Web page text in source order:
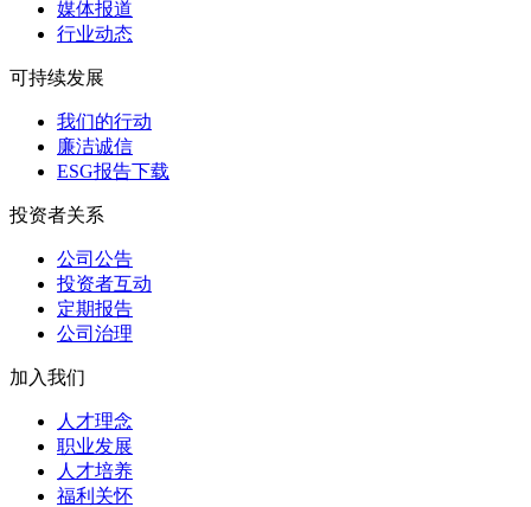
媒体报道
行业动态
可持续发展
我们的行动
廉洁诚信
ESG报告下载
投资者关系
公司公告
投资者互动
定期报告
公司治理
加入我们
人才理念
职业发展
人才培养
福利关怀